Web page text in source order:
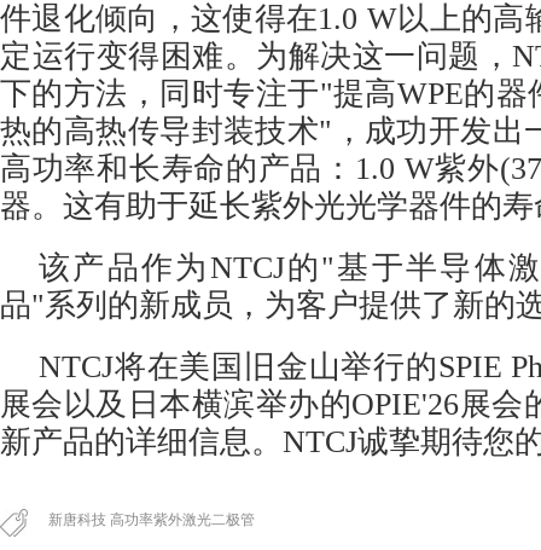
件退化倾向，这使得在1.0 W以上的高
定运行变得困难。为解决这一问题，
下的方法，同时专注于"提高WPE的
热的高热传导封装技术"，成功开发出
高功率和长寿命的产品：1.0 W紫外
器。这有助于延长紫外光光学器件的
该产品作为NTCJ的"基于半导体
品"系列的新成员，为客户提供了新的
NTCJ将在美国旧金山举行的SPIE
展会以及日本横滨举办的OPIE'26展会
新产品的详细信息。NTCJ诚挚期待您
新唐科技 高功率紫外激光二极管